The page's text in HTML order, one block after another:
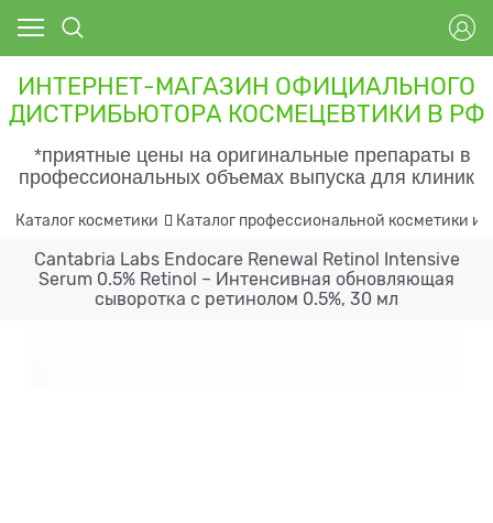
ИНТЕРНЕТ-МАГАЗИН ОФИЦИАЛЬНОГО
ДИСТРИБЬЮТОРА КОСМЕЦЕВТИКИ В РФ
*приятные цены на оригинальные препараты в
профессиональных объемах выпуска для клиник
Каталог косметики Каталог профессиональной косметики и
Cantabria Labs Endocare Renewal Retinol Intensive
Serum 0.5% Retinol – Интенсивная обновляющая
сыворотка с ретинолом 0.5%, 30 мл